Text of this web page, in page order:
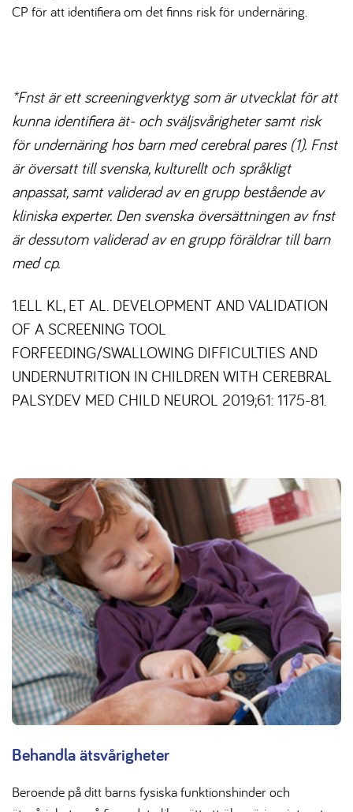
CP för att identifiera om det finns risk för undernäring.
*Fnst är ett screeningverktyg som är utvecklat för att
kunna identifiera ät- och sväljsvårigheter samt risk
för undernäring hos barn med cerebral pares (1). Fnst
är översatt till svenska, kulturellt och språkligt
anpassat, samt validerad av en grupp bestående av
kliniska experter. Den svenska översättningen av fnst
är dessutom validerad av en grupp föräldrar till barn
med cp.
1.ELL KL, ET AL. DEVELOPMENT AND VALIDATION
OF A SCREENING TOOL
FORFEEDING/SWALLOWING DIFFICULTIES AND
UNDERNUTRITION IN CHILDREN WITH CEREBRAL
PALSY.DEV MED CHILD NEUROL 2019;61: 1175-81.
Behandla ätsvårigheter
Beroende på ditt barns fysiska funktionshinder och